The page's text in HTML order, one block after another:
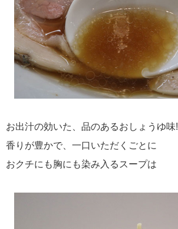
お出汁の効いた、品のあるおしょうゆ味!
香りが豊かで、一口いただくごとに
おクチにも胸にも染み入るスープは